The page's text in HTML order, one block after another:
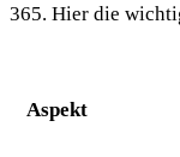
365. Hier die
Aspekt